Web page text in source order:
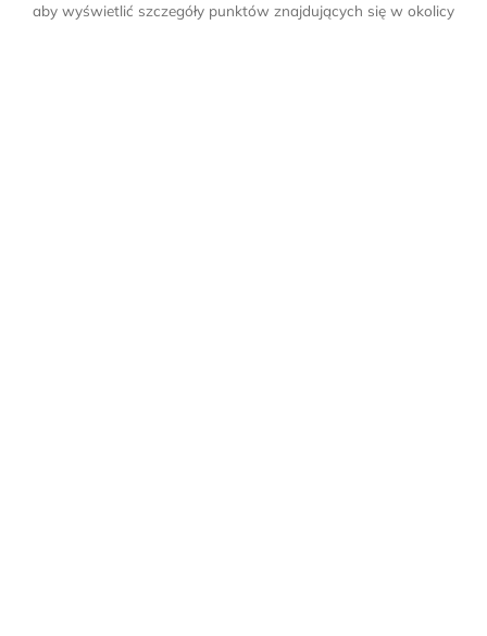
aby wyświetlić szczegóły punktów znajdujących się w okolicy